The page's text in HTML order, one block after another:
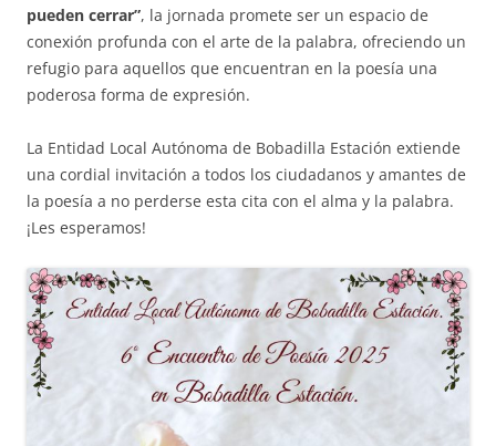
pueden cerrar”, la jornada promete ser un espacio de
conexión profunda con el arte de la palabra, ofreciendo un
refugio para aquellos que encuentran en la poesía una
poderosa forma de expresión.
La Entidad Local Autónoma de Bobadilla Estación extiende
una cordial invitación a todos los ciudadanos y amantes de
la poesía a no perderse esta cita con el alma y la palabra.
¡Les esperamos!